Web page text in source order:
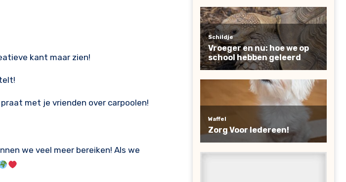
kant maar zien!
met je vrienden over carpoolen!
we veel meer bereiken! Als we